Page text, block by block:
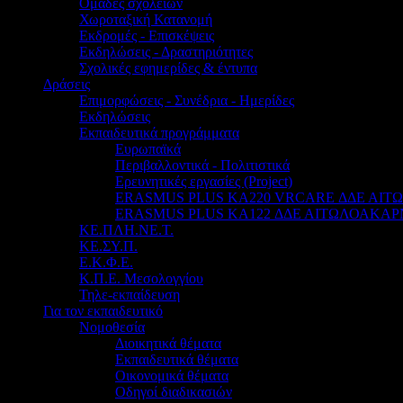
Χωροταξική Κατανομή
Εκδρομές - Επισκέψεις
Εκδηλώσεις - Δραστηριότητες
Σχολικές εφημερίδες & έντυπα
Δράσεις
Επιμορφώσεις - Συνέδρια - Ημερίδες
Εκδηλώσεις
Εκπαιδευτικά προγράμματα
Ευρωπαϊκά
Περιβαλλοντικά - Πολιτιστικά
Ερευνητικές εργασίες (Project)
ERASMUS PLUS KA220 VRCARE ΔΔΕ
ERASMUS PLUS KA122 ΔΔΕ
ΚΕ.ΠΛΗ.ΝΕ.Τ.
ΚΕ.ΣΥ.Π.
Ε.Κ.Φ.Ε.
Κ.Π.Ε. Μεσολογγίου
Τηλε-εκπαίδευση
Για τον εκπαιδευτικό
Νομοθεσία
Διοικητικά θέματα
Εκπαιδευτικά θέματα
Οικονομικά θέματα
Οδηγοί διαδικασιών